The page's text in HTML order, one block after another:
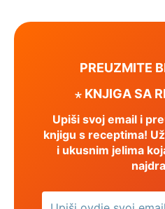
PREUZMITE
⋆ KNJIGA SA
Upiši svoj email i
knjigu s receptima!
i ukusnim jelima